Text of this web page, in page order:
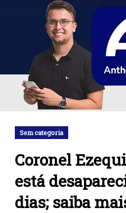
Sem categoria
Coronel
está
dias; saiba